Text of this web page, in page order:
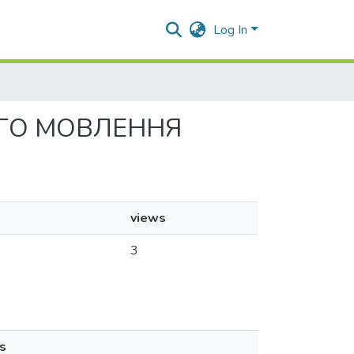
Log In
МОВЛЕННЯ
views
3